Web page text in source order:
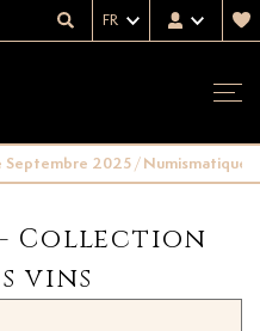
FR
Septembre 2025/Numismatique
- Collection
vins